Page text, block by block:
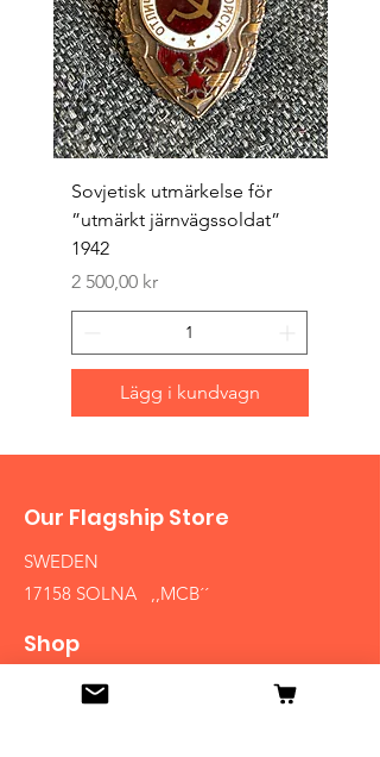
Sovjetisk utmärkelse för
”utmärkt järnvägssoldat”
1942
Pris
2 500,00 kr
Lägg i kundvagn
Our Flagship Store
SWEDEN
17158 SOLNA ,,MCB´´
Shop
HATS AND HELMETS '